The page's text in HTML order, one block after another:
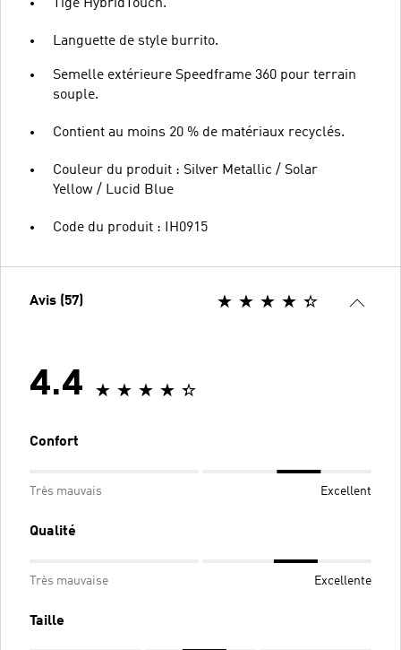
Tige HybridTouch.
Languette de style burrito.
Semelle extérieure Speedframe 360 pour terrain
souple.
Contient au moins 20 % de matériaux recyclés.
Couleur du produit : Silver Metallic / Solar
Yellow / Lucid Blue
Code du produit : IH0915
Avis (57)
4.4
Confort
Très mauvais Excellent
Qualité
Très mauvaise Excellente
Taille